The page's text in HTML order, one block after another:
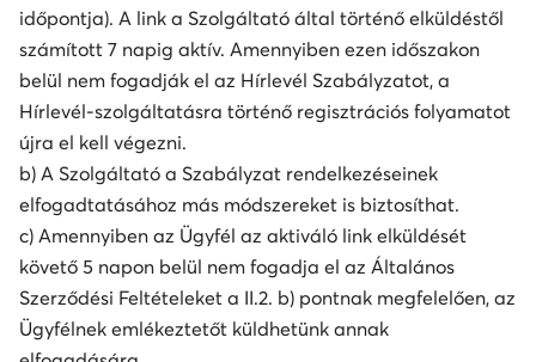
időpontja). A link a Szolgáltató által történő elküldéstől
számított 7 napig aktív. Amennyiben ezen időszakon
belül nem fogadják el az Hírlevél Szabályzatot, a
Hírlevél-szolgáltatásra történő regisztrációs folyamatot
újra el kell végezni.
b) A Szolgáltató a Szabályzat rendelkezéseinek
elfogadtatásához más módszereket is biztosíthat.
c) Amennyiben az Ügyfél az aktiváló link elküldését
követő 5 napon belül nem fogadja el az Általános
Szerződési Feltételeket a II.2. b) pontnak megfelelően, az
Ügyfélnek emlékeztetőt küldhetünk annak